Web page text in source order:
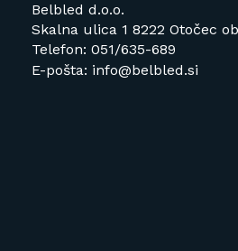
Belbled d.o.o.
Skalna ulica 1 8222 Otočec
Telefon: 051/635-689
E-pošta: info@belbled.si